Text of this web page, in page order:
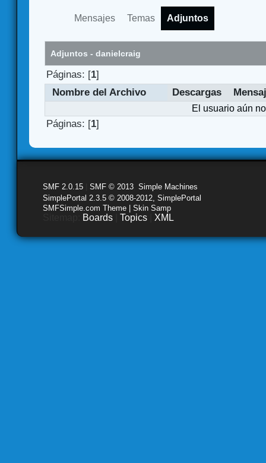
Mensajes Temas Adjuntos
Adjuntos - danielcraig
Páginas: [1]
Nombre del Archivo
Descargas
El usuario aún
Páginas: [1]
SMF 2.0.15 SMF © 2013 Simple Machines
SimplePortal 2.3.5 © 2008-2012, SimplePortal
SMFSimple.com Theme | Skin Samp
Boards Topics XML